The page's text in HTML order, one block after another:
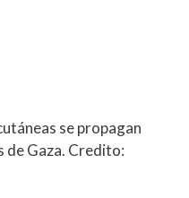
se propagan
de Gaza. Credito: